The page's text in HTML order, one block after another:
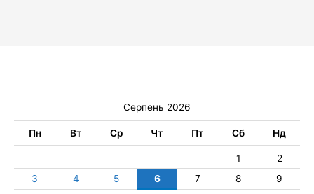
Серпень 2026
Пн Вт Ср Чт Пт Сб Нд
1
2
3
4 5 6 7 8
9